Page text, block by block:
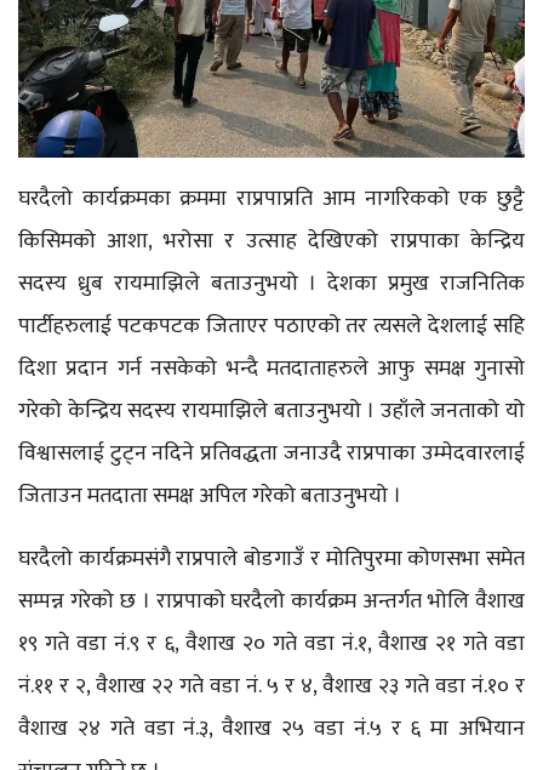
घरदैलो कार्यक्रमका क्रममा राप्रपाप्रति आम नागरिकको एक छुट्टै
किसिमको आशा, भरोसा र उत्साह देखिएको राप्रपाका केन्द्रिय
सदस्य ध्रुब रायमाझिले बताउनुभयो । देशका प्रमुख राजनितिक
पार्टीहरुलाई पटकपटक जिताएर पठाएको तर त्यसले देशलाई सहि
दिशा प्रदान गर्न नसकेको भन्दै मतदाताहरुले आफु समक्ष गुनासो
गरेको केन्द्रिय सदस्य रायमाझिले बताउनुभयो । उहाँले जनताको यो
विश्वासलाई टुट्न नदिने प्रतिवद्धता जनाउदै राप्रपाका उम्मेदवारलाई
जिताउन मतदाता समक्ष अपिल गरेको बताउनुभयो ।
घरदैलो कार्यक्रमसंगै राप्रपाले बोडगाउँ र मोतिपुरमा कोणसभा समेत
सम्पन्न गरेको छ । राप्रपाको घरदैलो कार्यक्रम अन्तर्गत भोलि वैशाख
१९ गते वडा नं.९ र ६, वैशाख २० गते वडा नं.१, वैशाख २१ गते वडा
नं.११ र २, वैशाख २२ गते वडा नं. ५ र ४, वैशाख २३ गते वडा नं.१० र
वैशाख २४ गते वडा नं.३, वैशाख २५ वडा नं.५ र ६ मा अभियान